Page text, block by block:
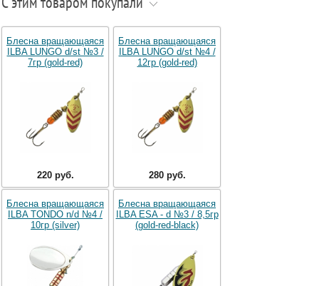
Блесна вращающаяся
ILBA LUNGO d/st №3 /
7гр (gold-red)
220 руб.
Блесна вращающаяся
ILBA LUNGO d/st №4 /
12гр (gold-red)
280 руб.
Блесна вращающаяся
ILBA TONDO n/d №4 /
10гр (silver)
Блесна вращающаяся
ILBA ESA - d №3 / 8,5гр
(gold-red-black)